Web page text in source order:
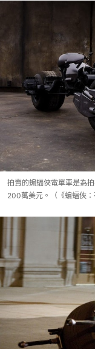
拍賣的蝙蝠俠電單車是為
200萬美元。（《蝙蝠俠：